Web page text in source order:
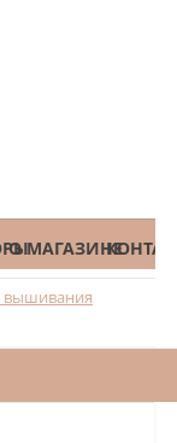
О МАГАЗИНЕ
вышивания